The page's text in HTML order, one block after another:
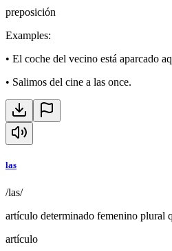
preposición
Examples:
• El coche del vecino está aparcado
• Salimos del cine a las once.
las
/las/
artículo determinado femenino plural
artículo